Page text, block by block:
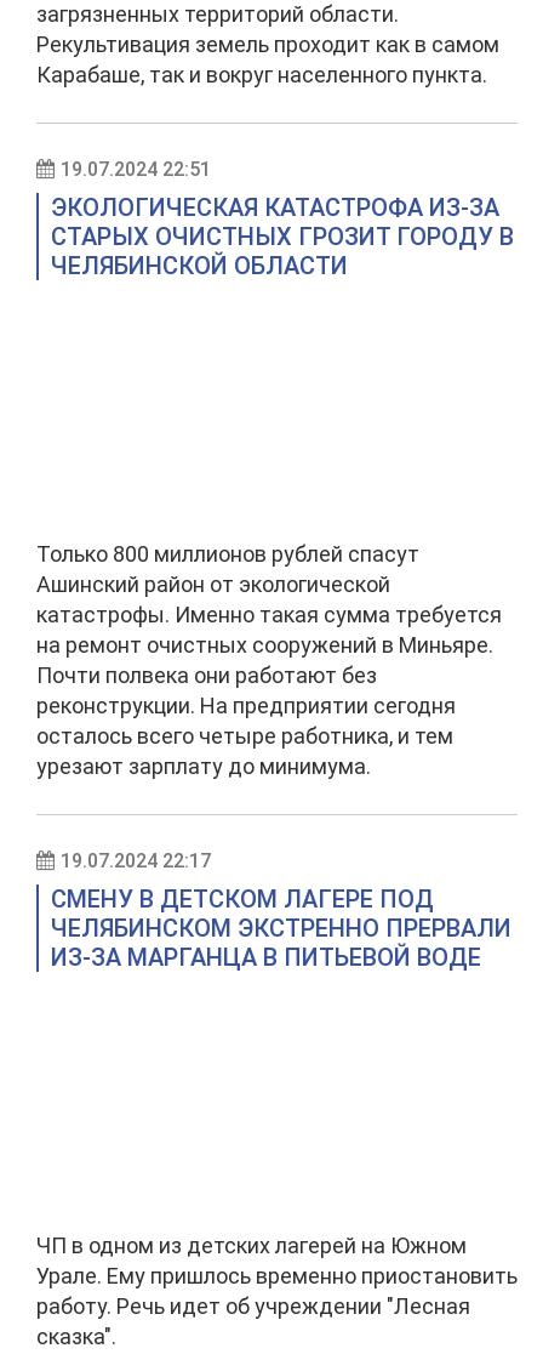
загрязненных территорий области.
Рекультивация земель проходит как в самом
Карабаше, так и вокруг населенного пункта.
19.07.2024 22:51
ЭКОЛОГИЧЕСКАЯ КАТАСТРОФА ИЗ-ЗА
СТАРЫХ ОЧИСТНЫХ ГРОЗИТ ГОРОДУ В
ЧЕЛЯБИНСКОЙ ОБЛАСТИ
Только 800 миллионов рублей спасут
Ашинский район от экологической
катастрофы. Именно такая сумма требуется
на ремонт очистных сооружений в Миньяре.
Почти полвека они работают без
реконструкции. На предприятии сегодня
осталось всего четыре работника, и тем
урезают зарплату до минимума.
19.07.2024 22:17
СМЕНУ В ДЕТСКОМ ЛАГЕРЕ ПОД
ЧЕЛЯБИНСКОМ ЭКСТРЕННО ПРЕРВАЛИ
ИЗ-ЗА МАРГАНЦА В ПИТЬЕВОЙ ВОДЕ
ЧП в одном из детских лагерей на Южном
Урале. Ему пришлось временно приостановить
работу. Речь идет об учреждении "Лесная
сказка".